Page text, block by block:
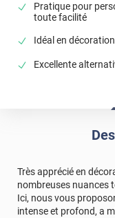
Pratique pour
toute facilité
Idéal en
Excellente
Très apprécié en
nombreuses nuances
Ici, nous vous
intense et profond, a